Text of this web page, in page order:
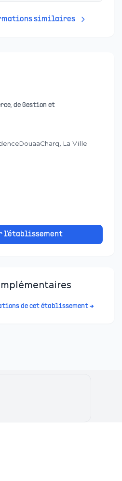
similaires
de Gestion et
La Ville
l'établissement
de cet établissement →